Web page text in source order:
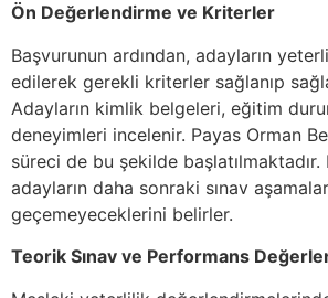
Ön Değerlendirme ve Kriterler
Başvurunun ardından, adayların
edilerek gerekli kriterler sağlanıp
Adayların kimlik belgeleri, eğitim
deneyimleri incelenir. Payas Orman
süreci de bu şekilde başlatılmaktadır.
adayların daha sonraki sınav
geçemeyeceklerini belirler.
Teorik Sınav ve Performans